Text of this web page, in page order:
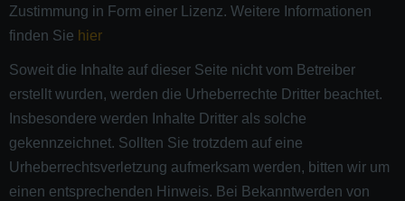
Zustimmung in Form einer Lizenz. Weitere Informationen
finden Sie hier
Soweit die Inhalte auf dieser Seite nicht vom Betreiber
erstellt wurden, werden die Urheberrechte Dritter beachtet.
Insbesondere werden Inhalte Dritter als solche
gekennzeichnet. Sollten Sie trotzdem auf eine
Urheberrechtsverletzung aufmerksam werden, bitten wir um
einen entsprechenden Hinweis. Bei Bekanntwerden von